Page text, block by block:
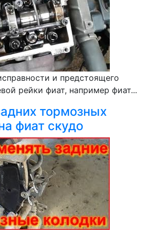
и предстоящего
рейки фиат, например фиат...
тормозных
фиат скудо